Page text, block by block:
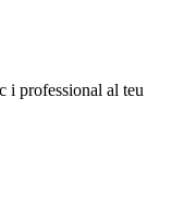
i professional al teu